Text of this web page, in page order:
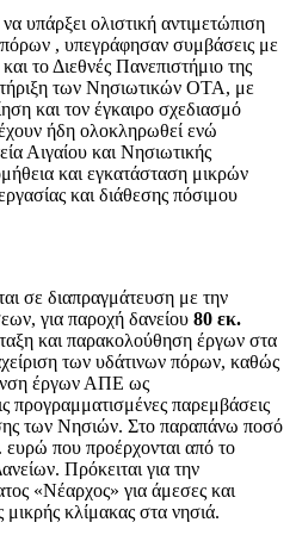
υπάρξει ολιστική αντιμετώπιση
πόρων , υπεγράφησαν συμβάσεις με
το Διεθνές Πανεπιστήμιο της
των Νησιωτικών ΟΤΑ, με
και τον έγκαιρο σχεδιασμό
ήδη ολοκληρωθεί ενώ
Αιγαίου και Νησιωτικής
και εγκατάσταση μικρών
και διάθεσης πόσιμου
σε διαπραγμάτευση με την
για παροχή δανείου 80 εκ.
και παρακολούθηση έργων στα
των υδάτινων πόρων, καθώς
έργων ΑΠΕ ως
προγραμματισμένες παρεμβάσεις
των Νησιών. Στο παραπάνω ποσό
ευρώ που προέρχονται από το
Πρόκειται για την
«Νέαρχος» για άμεσες και
κλίμακας στα νησιά.